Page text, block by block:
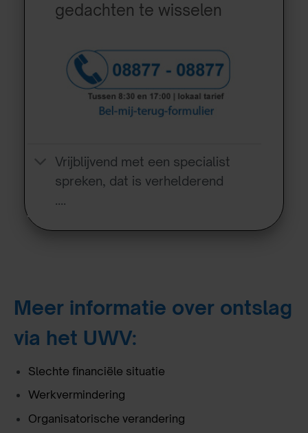
gedachten te wisselen
Vrijblijvend met een specialist
spreken, dat is verhelderend
….
Meer informatie over ontslag
via het UWV:
Slechte financiële situatie
Werkvermindering
Organisatorische verandering